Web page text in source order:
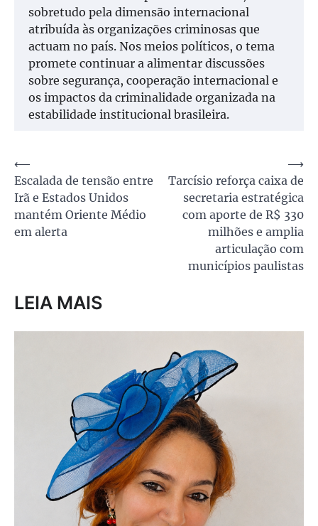
sobretudo pela dimensão internacional
atribuída às organizações criminosas que
actuam no país. Nos meios políticos, o tema
promete continuar a alimentar discussões
sobre segurança, cooperação internacional e
os impactos da criminalidade organizada na
estabilidade institucional brasileira.
Navegação
de
Post
⟵
Escalada de tensão entre
Irã e Estados Unidos
mantém Oriente Médio
em alerta
Tarcísio reforça caixa de
secretaria estratégica
com aporte de R$ 330
milhões e amplia
articulação com
municípios paulistas
⟶
LEIA MAIS